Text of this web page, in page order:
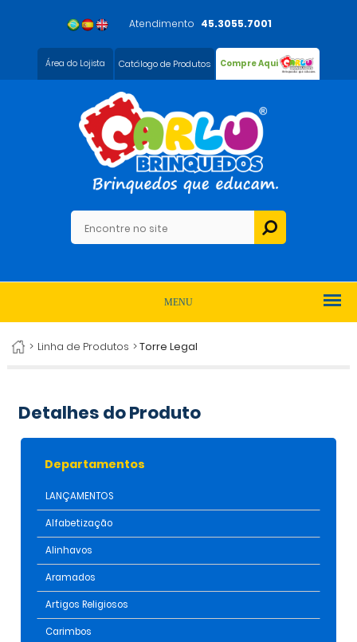
Atendimento 45.3055.7001
Área do Lojista Catálogo de Produtos Compre Aqui
MENU
> Linha de Produtos >Torre Legal
Detalhes do Produto
Departamentos
LANÇAMENTOS
Alfabetização
Alinhavos
Aramados
Artigos Religiosos
Carimbos